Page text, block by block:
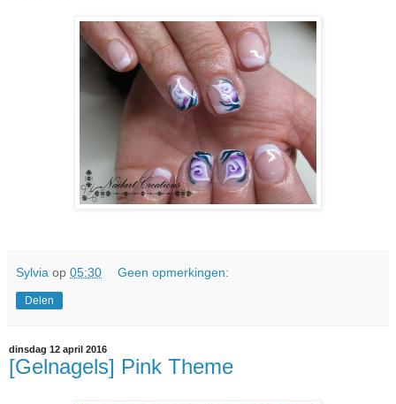
Sylvia op 05:30 Geen opmerkingen:
Delen
dinsdag 12 april 2016
[Gelnagels] Pink Theme